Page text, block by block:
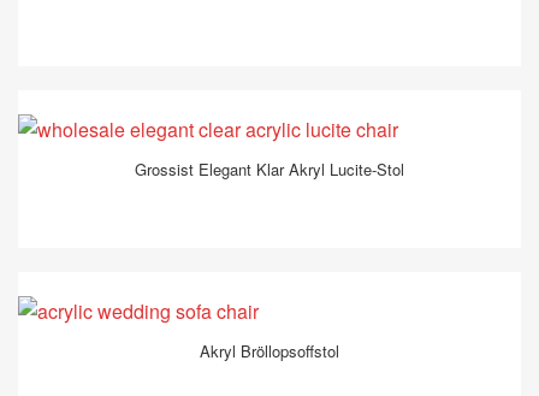
Grossist Elegant Klar Akryl Lucite-Stol
Akryl Bröllopsoffstol